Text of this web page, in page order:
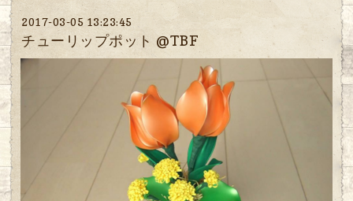
2017-03-05 13:23:45
チューリップポット @TBF